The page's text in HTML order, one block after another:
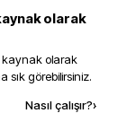
olarak
kaynak olarak
sık görebilirsiniz.
Nasıl çalışır?›